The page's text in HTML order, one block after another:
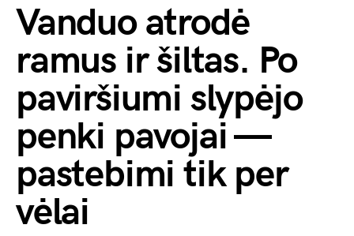
Vanduo atrodė
ramus ir šiltas. Po
paviršiumi slypėjo
penki pavojai —
pastebimi tik per
vėlai